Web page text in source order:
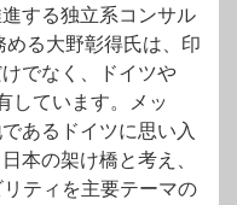
する独立系コンサル
る大野彰得氏は、印
でなく、ドイツや
しています。メッ
あるドイツに思い入
本の架け橋と考え、
ティを主要テーマの